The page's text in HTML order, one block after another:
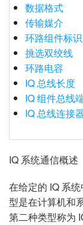
培训
支持
数据格式
传输媒介
环路组件标识
挑选双绞线
环路电容
IQ 总线长度
IQ 组件总线
IQ 总线连接
IQ 系统通信概述
在给定的 IQ 系
型是在计算机和
第二种类型称为